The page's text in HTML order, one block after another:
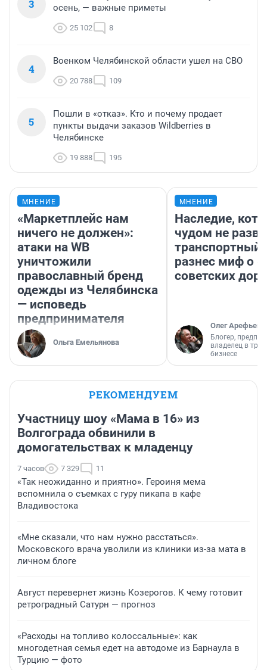
3
осень, — важные приметы
25 102 8
4
Военком Челябинской области ушел на СВО
20 788 109
5
Пошли в «отказ». Кто и почему продает
пункты выдачи заказов Wildberries в
Челябинске
19 888 195
МНЕНИЕ
«Маркетплейс нам
ничего не должен»:
атаки на WB
уничтожили
православный бренд
одежды из Челябинска
— исповедь
предпринимателя
Ольга Емельянова
МНЕНИЕ
Наследие,
чудом не
транспортный
разнес миф о
советских
Олег Арефьев
Блогер,
владелец в
бизнесе
РЕКОМЕНДУЕМ
Участницу шоу «Мама в 16» из
Волгограда обвинили в
домогательствах к младенцу
7 часов 7 329 11
«Так неожиданно и приятно». Героиня мема
вспомнила о съемках с гуру пикапа в кафе
Владивостока
«Мне сказали, что нам нужно расстаться».
Московского врача уволили из клиники из-за мата в
личном блоге
Август перевернет жизнь Козерогов. К чему готовит
ретроградный Сатурн — прогноз
«Расходы на топливо колоссальные»: как
многодетная семья едет на автодоме из Барнаула в
Турцию — фото